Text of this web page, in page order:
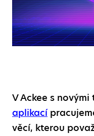
V Ackee s
aplikací
věcí, kterou